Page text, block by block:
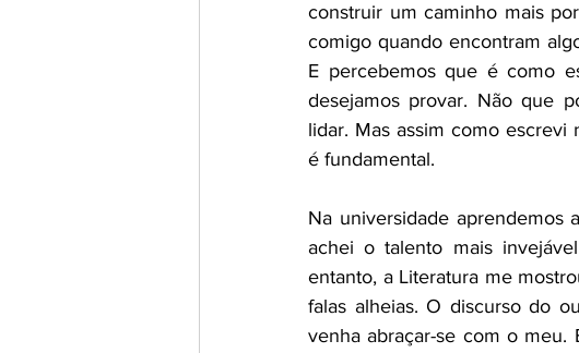
construir um caminho mais
comigo quando encontram
E percebemos que é como
desejamos provar. Não que
lidar. Mas assim como
é fundamental.
Na universidade aprendemos
achei o talento mais
entanto, a Literatura me
falas alheias. O discurso do
venha abraçar-se com o meu.